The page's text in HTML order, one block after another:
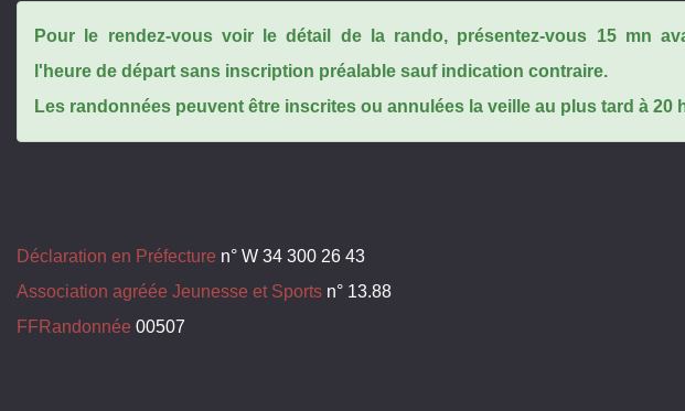
Pour le rendez-vous voir le détail de la rando, présentez-vous 15 mn
l'heure de départ sans inscription préalable sauf indication contraire.
Les randonnées peuvent être inscrites ou annulées la veille au plus tard à 20
Déclaration en Préfecture n° W 34 300 26 43
Association agréée Jeunesse et Sports n° 13.88
FFRandonnée 00507